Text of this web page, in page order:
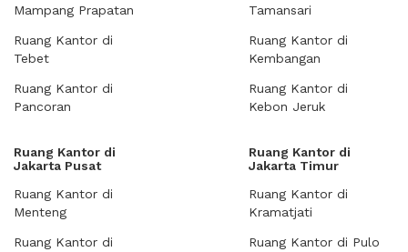
Mampang Prapatan
Ruang Kantor di
Tebet
Ruang Kantor di
Pancoran
Tamansari
Ruang Kantor di
Kembangan
Ruang Kantor di
Kebon Jeruk
Ruang Kantor di
Jakarta Pusat
Ruang Kantor di
Menteng
Ruang Kantor di
Ruang Kantor di
Jakarta Timur
Ruang Kantor di
Kramatjati
Ruang Kantor di Pulo